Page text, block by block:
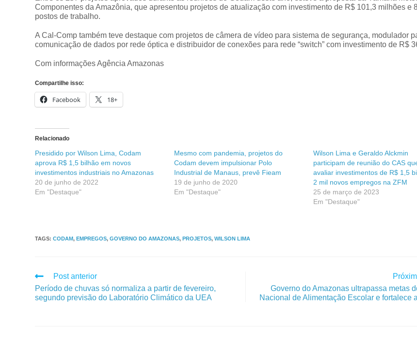
Componentes da Amazônia, que apresentou projetos de atualização com investimento de R$ 101,3 milhões e
postos de trabalho.
A Cal-Comp também teve destaque com projetos de câmera de vídeo para sistema de segurança, modulador
comunicação de dados por rede óptica e distribuidor de conexões para rede “switch” com investimento de R$
Com informações Agência Amazonas
Compartilhe isso:
Facebook 18+
Relacionado
Presidido por Wilson Lima, Codam
aprova R$ 1,5 bilhão em novos
investimentos industriais no Amazonas
20 de junho de 2022
Em "Destaque"
Mesmo com pandemia, projetos do
Codam devem impulsionar Polo
Industrial de Manaus, prevê Fieam
19 de junho de 2020
Em "Destaque"
Wilson Lima e Geraldo Alckmin
participam de reunião do CAS
avaliar investimentos de R$ 1,5
2 mil novos empregos na ZFM
25 de março de 2023
Em "Destaque"
TAGS: CODAM, EMPREGOS, GOVERNO DO AMAZONAS, PROJETOS, WILSON LIMA
Post anterior
Período de chuvas só normaliza a partir de fevereiro,
segundo previsão do Laboratório Climático da UEA
Governo do Amazonas ultrapassa metas
Nacional de Alimentação Escolar e fortalece